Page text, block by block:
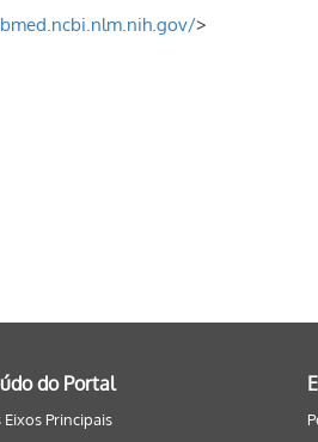
>
do Portal
Eixos Principais